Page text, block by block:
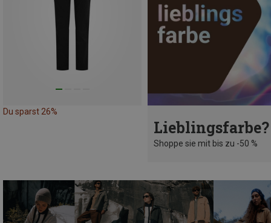
Du sparst 26%
Lieblingsfarbe?
Shoppe sie mit bis zu -50 %